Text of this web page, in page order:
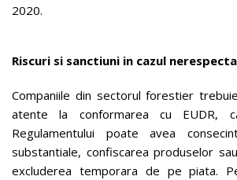
2020.
Riscuri si sanctiuni in cazul
Companiile din sectorul forestier
atente la conformarea cu EUDR,
Regulamentului poate avea
substantiale, confiscarea produselor
excluderea temporara de pe piata.